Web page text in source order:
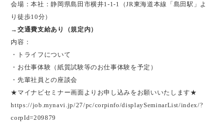
会場：本社：静岡県島田市横井1-1-1（JR東海道本線「島田駅」よ
り徒歩10分）
→交通費支給あり（規定内）
内容：
・トライフについて
・お仕事体験（紙質試験等のお仕事体験を予定）
・先輩社員との座談会
★マイナビセミナー画面よりお申し込みをお願いいたします★
https://job.mynavi.jp/27/pc/corpinfo/displaySeminarList/index/?
corpId=209879